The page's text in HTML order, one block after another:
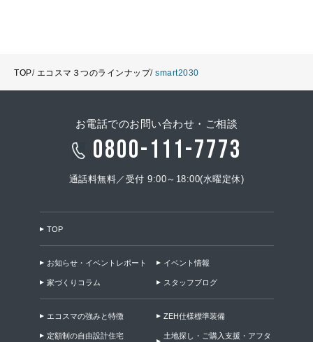
TOP エコスマ３つのラインナップ smart2030
お電話でのお問い合わせ・ご相談
0800-111-7773
通話料無料／受付 9:00～18:00(水曜定休)
TOP
お知らせ・イベントレポート イベント情報
家づくりコラム スタッフブログ
エコスマの強みと特徴 ZEH仕様標準装備
定額制の自由設計住宅
土地探し・ご購入支援・アフタ